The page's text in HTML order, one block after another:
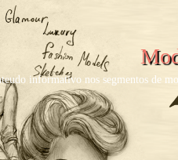
informativo nos segmentos de